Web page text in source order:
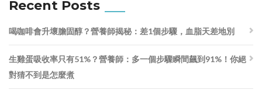
Recent Posts
喝咖啡會升壞膽固醇？營養師揭秘：差1個步驟，血脂天差地別
生雞蛋吸收率只有51%？營養師：多一個步驟瞬間飆到91%！你絕
對猜不到是怎麼煮